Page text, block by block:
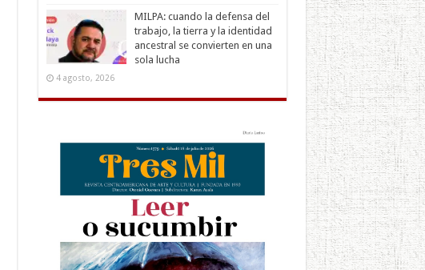
MILPA: cuando la defensa del
trabajo, la tierra y la identidad
ancestral se convierten en una
sola lucha
4 agosto, 2026